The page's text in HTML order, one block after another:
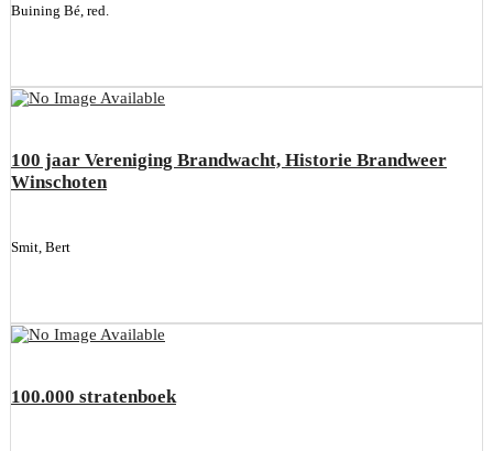
Buining Bé, red.
100 jaar Vereniging Brandwacht, Historie Brandweer
Winschoten
Smit, Bert
100.000 stratenboek